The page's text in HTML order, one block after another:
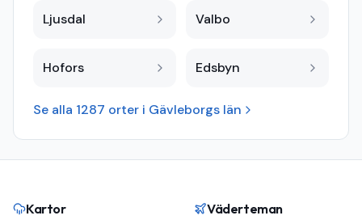
Ljusdal Valbo
Hofors Edsbyn
Se alla 1287 orter i Gävleborgs län
Kartor Väderteman